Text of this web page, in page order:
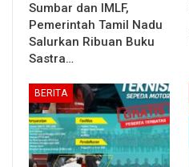
Sumbar dan IMLF,
Pemerintah Tamil Nadu
Salurkan Ribuan Buku
Sastra…
BERITA